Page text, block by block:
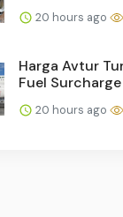
20 hours ago
Harga Avtur
Fuel Surcharge
20 hours ago